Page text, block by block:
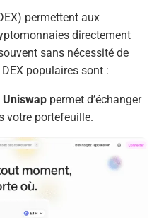
permettent aux
directement
sans nécessité de
populaires sont :
Uniswap permet d’échanger
votre portefeuille.